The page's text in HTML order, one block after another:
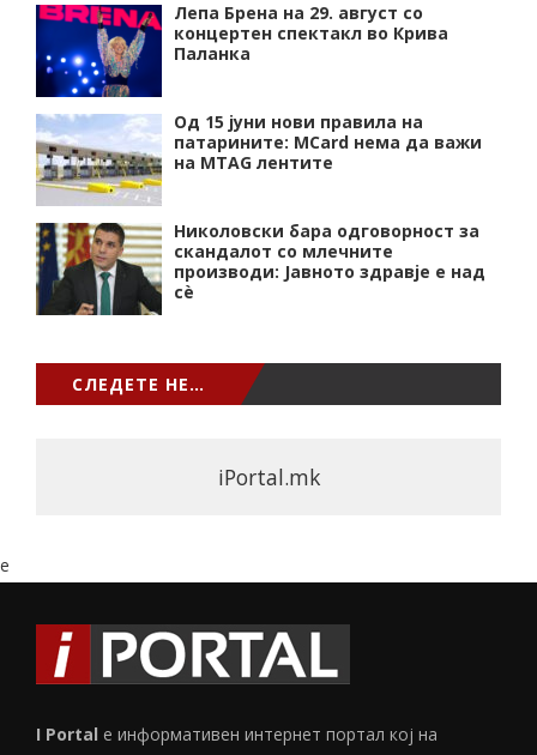
Лепа Брена на 29. август со
концертен спектакл во Крива
Паланка
Од 15 јуни нови правила на
патарините: MCard нема да важи
на MTAG лентите
Николовски бара одговорност за
скандалот со млечните
производи: Јавното здравје е над
сѐ
СЛЕДЕТЕ НЕ…
iPortal.mk
e
I Portal е информативен интернет портал кој на